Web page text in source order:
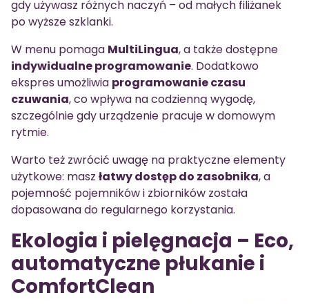
gdy używasz różnych naczyń – od małych filiżanek
po wyższe szklanki.
W menu pomaga MultiLingua, a także dostępne
indywidualne programowanie. Dodatkowo
ekspres umożliwia programowanie czasu
czuwania, co wpływa na codzienną wygodę,
szczególnie gdy urządzenie pracuje w domowym
rytmie.
Warto też zwrócić uwagę na praktyczne elementy
użytkowe: masz łatwy dostęp do zasobnika, a
pojemność pojemników i zbiorników została
dopasowana do regularnego korzystania.
Ekologia i pielęgnacja – Eco,
automatyczne płukanie i
ComfortClean